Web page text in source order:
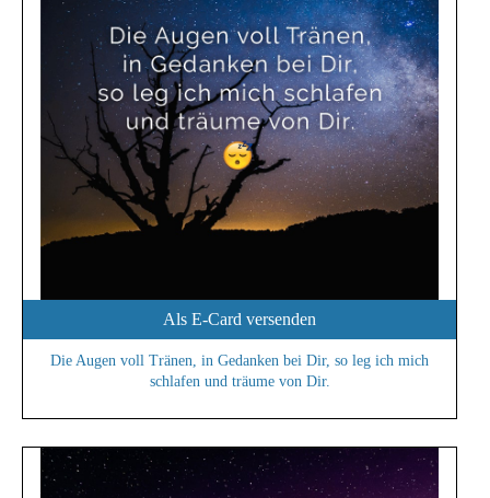
Als E-Card versenden
Die Augen voll Tränen, in Gedanken bei Dir, so leg ich mich
schlafen und träume von Dir.